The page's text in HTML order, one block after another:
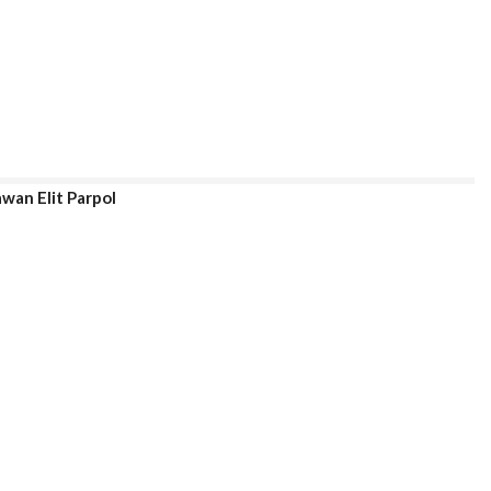
Elit Parpol